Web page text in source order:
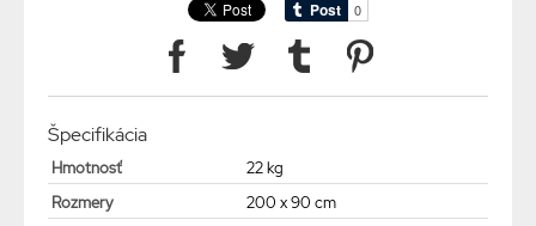
Špecifikácia
Hmotnosť
22 kg
Rozmery
200 x 90 cm